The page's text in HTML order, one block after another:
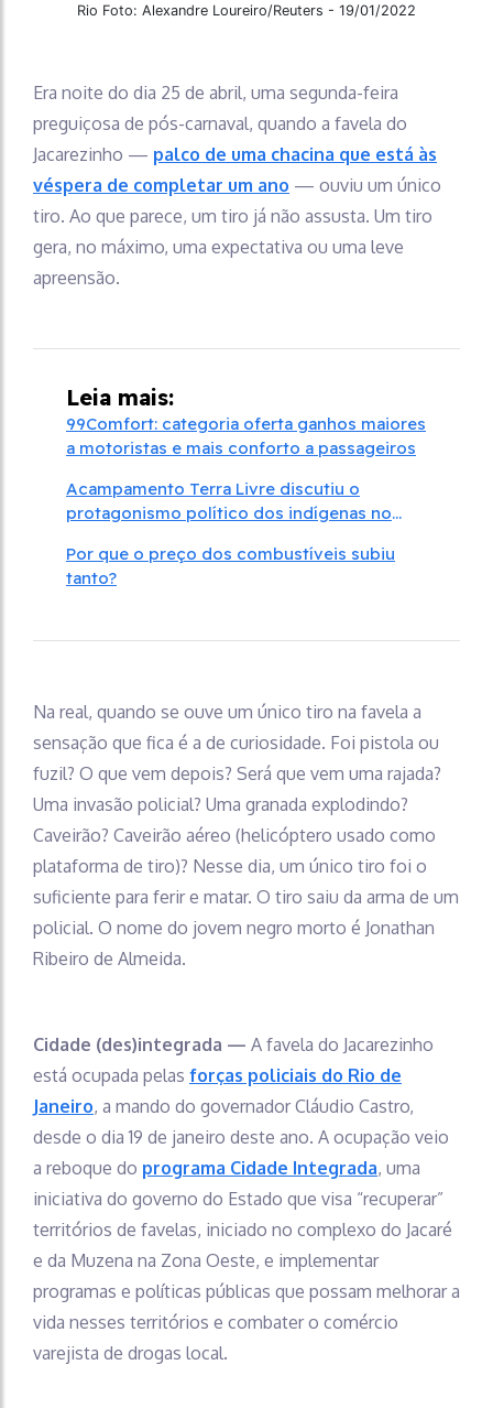
Rio Foto: Alexandre Loureiro/Reuters - 19/01/2022
Era noite do dia 25 de abril, uma segunda-feira
preguiçosa de pós-carnaval, quando a favela do
Jacarezinho — palco de uma chacina que está às
véspera de completar um ano — ouviu um único
tiro. Ao que parece, um tiro já não assusta. Um tiro
gera, no máximo, uma expectativa ou uma leve
apreensão.
Leia mais:
99Comfort: categoria oferta ganhos maiores
a motoristas e mais conforto a passageiros
Acampamento Terra Livre discutiu o
protagonismo político dos indígenas no
Por que o preço dos combustíveis subiu
tanto?
Na real, quando se ouve um único tiro na favela a
sensação que fica é a de curiosidade. Foi pistola ou
fuzil? O que vem depois? Será que vem uma rajada?
Uma invasão policial? Uma granada explodindo?
Caveirão? Caveirão aéreo (helicóptero usado como
plataforma de tiro)? Nesse dia, um único tiro foi o
suficiente para ferir e matar. O tiro saiu da arma de um
policial. O nome do jovem negro morto é Jonathan
Ribeiro de Almeida.
Cidade (des)integrada — A favela do Jacarezinho
está ocupada pelas forças policiais do Rio de
Janeiro, a mando do governador Cláudio Castro,
desde o dia 19 de janeiro deste ano. A ocupação veio
a reboque do programa Cidade Integrada, uma
iniciativa do governo do Estado que visa “recuperar”
territórios de favelas, iniciado no complexo do Jacaré
e da Muzena na Zona Oeste, e implementar
programas e políticas públicas que possam melhorar a
vida nesses territórios e combater o comércio
varejista de drogas local.